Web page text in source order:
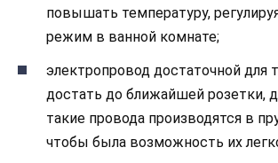
повышать температуру,
режим в ванной комнате;
электропровод достаточной для
достать до ближайшей розетки,
такие провода производятся в
чтобы была возможность их